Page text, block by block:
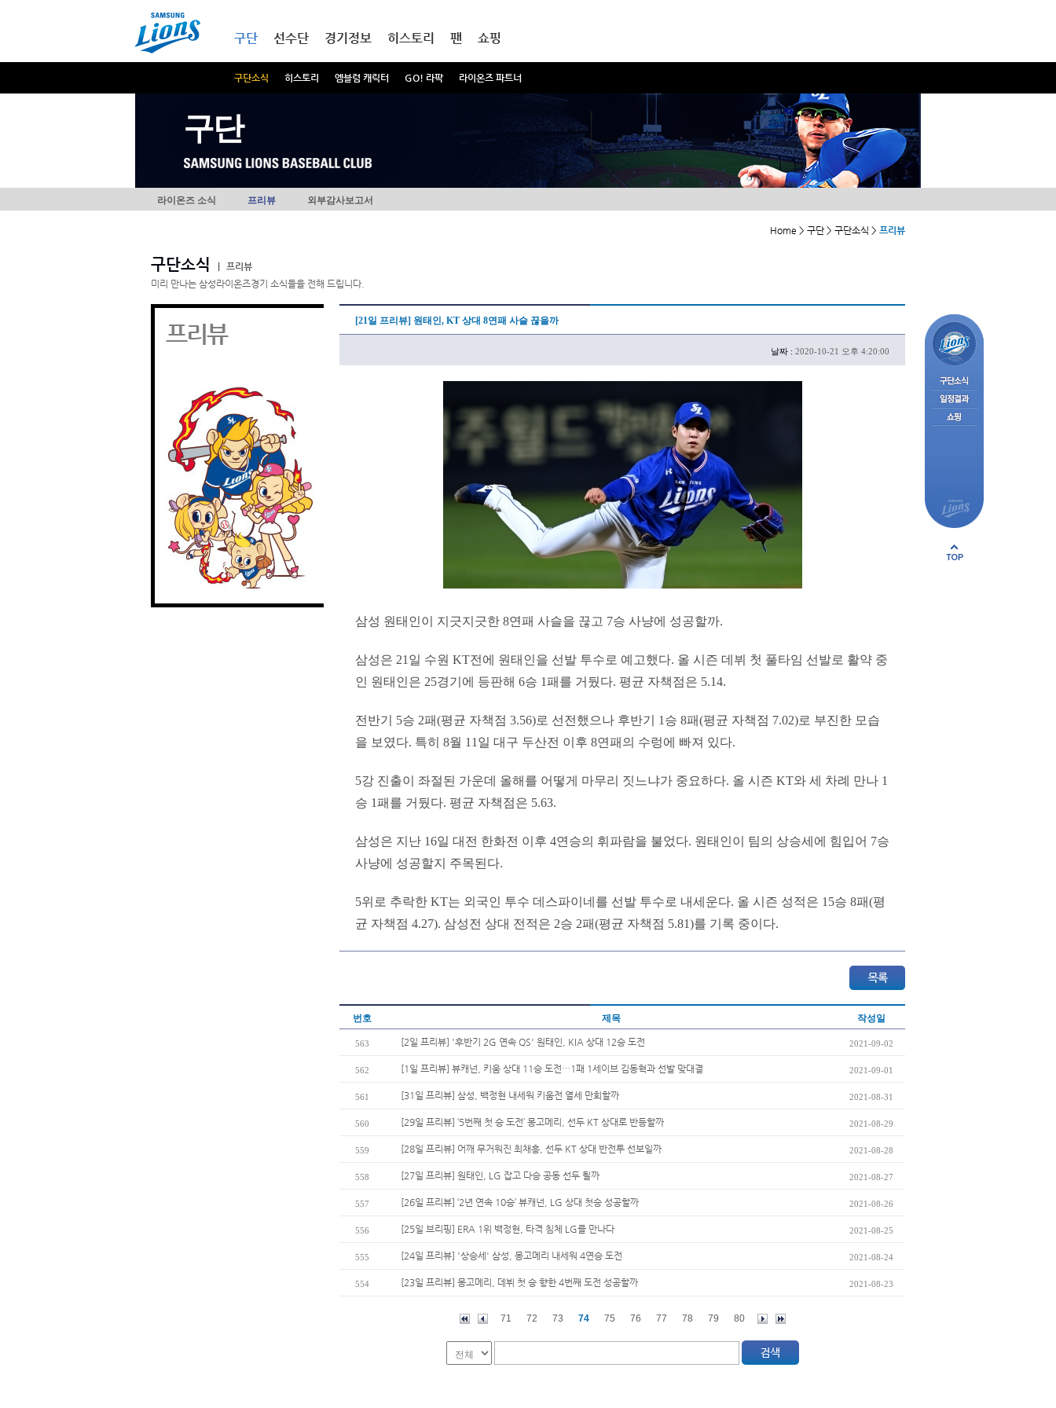
구단
구단소식 히스토리 엠블럼 캐릭터 GO! 라팍 라이온즈 파트너
선수단 경기정보 히스토리 팬 쇼핑
구단
라이온즈 소식 프리뷰 외부감사보고서
Home > 구단 > 구단소식 > 프리뷰
구단소식
프리뷰
미리 만나는 삼성라이온즈경기 소식들을 전해 드립니다.
프리뷰 [21일 프리뷰] 원태인, KT 상대 8연패 사슬 끊을까
날짜 : 2020-10-21 오후 4:20:00
삼성 원태인이 지긋지긋한 8연패 사슬을 끊고 7승 사냥에 성공할까.
삼성은 21일 수원 KT전에 원태인을 선발 투수로 예고했다. 올 시즌 데뷔 첫 풀타임 선발로 활약 중
인 원태인은 25경기에 등판해 6승 1패를 거뒀다. 평균 자책점은 5.14.
전반기 5승 2패(평균 자책점 3.56)로 선전했으나 후반기 1승 8패(평균 자책점 7.02)로 부진한 모습
을 보였다. 특히 8월 11일 대구 두산전 이후 8연패의 수렁에 빠져 있다.
5강 진출이 좌절된 가운데 올해를 어떻게 마무리 짓느냐가 중요하다. 올 시즌 KT와 세 차례 만나 1
승 1패를 거뒀다. 평균 자책점은 5.63.
삼성은 지난 16일 대전 한화전 이후 4연승의 휘파람을 불었다. 원태인이 팀의 상승세에 힘입어 7승
사냥에 성공할지 주목된다.
5위로 추락한 KT는 외국인 투수 데스파이네를 선발 투수로 내세운다. 올 시즌 성적은 15승 8패(평
균 자책점 4.27). 삼성전 상대 전적은 2승 2패(평균 자책점 5.81)를 기록 중이다.
번호 제목 작성일
563 [2일 프리뷰] '후반기 2G 연속 QS' 원태인, KIA 상대 12승 도전 2021-09-02
562 [1일 프리뷰] 뷰캐넌, 키움 상대 11승 도전…1패 1세이브 김동혁과 선발 맞대결 2021-09-01
561 [31일 프리뷰] 삼성, 백정현 내세워 키움전 열세 만회할까 2021-08-31
560 [29일 프리뷰] ‘5번째 첫 승 도전’ 몽고메리, 선두 KT 상대로 반등할까 2021-08-29
559 [28일 프리뷰] 어깨 무거워진 최채흥, 선두 KT 상대 반전투 선보일까 2021-08-28
558 [27일 프리뷰] 원태인, LG 잡고 다승 공동 선두 될까 2021-08-27
557 [26일 프리뷰] ‘2년 연속 10승’ 뷰캐넌, LG 상대 첫승 성공할까 2021-08-26
556 [25일 브리핑] ERA 1위 백정현, 타격 침체 LG를 만나다 2021-08-25
555 [24일 프리뷰] '상승세' 삼성, 몽고메리 내세워 4연승 도전 2021-08-24
554 [23일 프리뷰] 몽고메리, 데뷔 첫 승 향한 4번째 도전 성공할까 2021-08-23
71 72 73 74 75 76 77 78 79 80